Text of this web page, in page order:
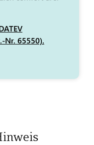
Nr. 65550).